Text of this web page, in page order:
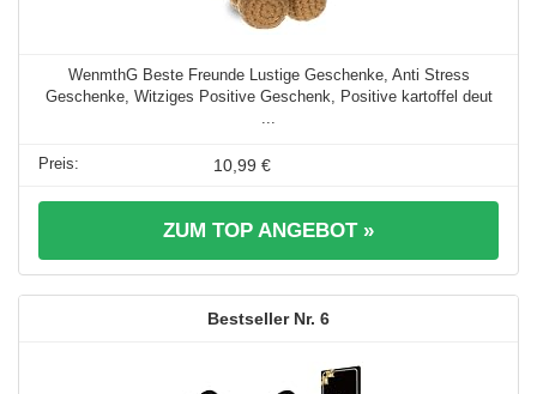
WenmthG Beste Freunde Lustige Geschenke, Anti Stress
Geschenke, Witziges Positive Geschenk, Positive kartoffel deut
10,99 €
ZUM TOP ANGEBOT »
6